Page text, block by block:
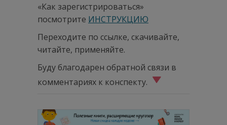
«Как зарегистрироваться»
посмотрите ИНСТРУКЦИЮ
Переходите по ссылке, скачивайте,
читайте, применяйте.
Буду благодарен обратной связи в
комментариях к конспекту.